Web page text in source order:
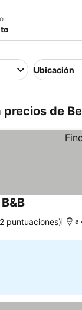
Ubicación
precios de
puntuaciones) a